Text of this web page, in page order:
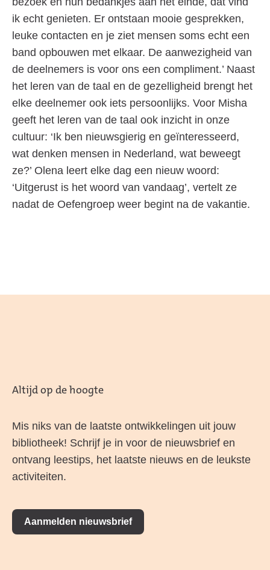
ik echt genieten. Er ontstaan mooie gesprekken,
leuke contacten en je ziet mensen soms echt een
band opbouwen met elkaar. De aanwezigheid van
de deelnemers is voor ons een compliment.’ Naast
het leren van de taal en de gezelligheid brengt het
elke deelnemer ook iets persoonlijks. Voor Misha
geeft het leren van de taal ook inzicht in onze
cultuur: ‘Ik ben nieuwsgierig en geïnteresseerd,
wat denken mensen in Nederland, wat beweegt
ze?’ Olena leert elke dag een nieuw woord:
‘Uitgerust is het woord van vandaag’, vertelt ze
nadat de Oefengroep weer begint na de vakantie.
Altijd op de hoogte
Mis niks van de laatste ontwikkelingen uit jouw
bibliotheek! Schrijf je in voor de nieuwsbrief en
ontvang leestips, het laatste nieuws en de leukste
activiteiten.
Aanmelden nieuwsbrief